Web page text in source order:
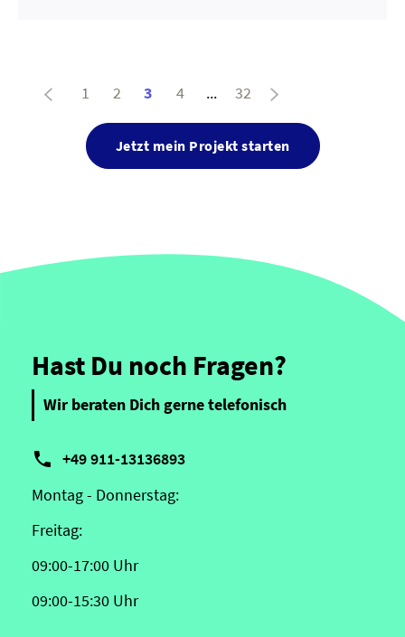
1 2 3 4 ... 32
Jetzt mein Projekt starten
Hast Du noch Fragen?
Wir beraten Dich gerne telefonisch
 +49 911-13136893
Montag - Donnerstag:
Freitag:
09:00-17:00 Uhr
09:00-15:30 Uhr